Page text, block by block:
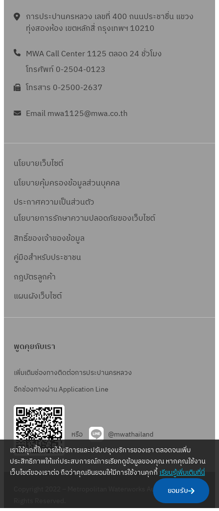
การประปานครหลวง เลขที่ 400 ถนนประชาชื่น แขวง
ทุ่งสองห้อง เขตหลักสี่ กรุงเทพฯ 10210
MWA Call Center 1125 ตลอด 24 ชั่วโมง
โทรศัพท์ 0-2504-0123
โทรสาร 0-2500-2637
Email mwa1125@mwa.co.th
นโยบายเว็บไซต์
นโยบายคุ้มครองข้อมูลส่วนบุคคล
ประกาศความเป็นส่วนตัว
นโยบายการรักษาความปลอดภัยของเว็บไซต์
สิทธิ์ของเจ้าของข้อมูล
คู่มือสำหรับประชาชน
กฎบัตรลูกค้า
แผนผังเว็บไซต์
พูดคุยกับเรา
เพิ่มเติมช่องทางติดต่อการประปานครหลวง
อีกช่องทางผ่าน Application Line
หรือ @mwathailand
Copyright 2022 – Metropolitan Waterworks Authority – All
เราใช้คุกกี้ในการให้บริการและปรับปรุงบริการของเรา ตลอดจนเพิ่ม
ประสิทธิภาพให้แก่ประสบการณ์การเรียกดูข้อมูลของคุณ หากคุณใช้งาน
เว็บไซต์ของเราต่อ ถือว่าคุณยินยอมให้มีการใช้งานคุกกี้เรียนรู้เพิ่มเติมที่นี่
ยอมรับ